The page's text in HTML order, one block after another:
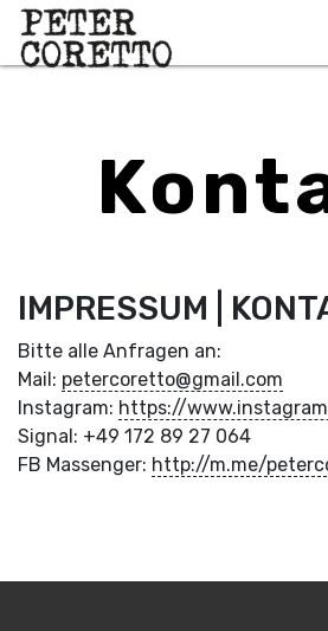
IMPRESSUM |
Bitte alle Anfragen an:
Mail: petercoretto@gmail.com
Instagram: https://
Signal: +49 172 89 27 064
FB Massenger: http://m.me/